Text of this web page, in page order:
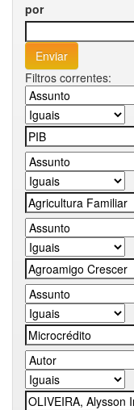
por
Filtros correntes: